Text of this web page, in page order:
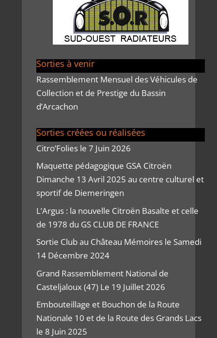
Sorties à venir
Rassemblement Mensuel des Véhicules de
Collection et de Prestige du Bassin
d’Arcachon
Sorties créées ou réalisées
Citro’Folies le 7 Juin 2026
Maquette pédagogique GSA Citroën
Dimanche 13 Avril 2025 au centre culturel et
sportif de Diemeringen
L’Argus : la nouvelle Citroën Basalte et celle
de 1978 du GS CLUB DE FRANCE
Sortie Club au Château Mémoires le Samedi
14 Décembre 2024
Grand Rassemblement National de
Casteljaloux (47) Le 19 Juillet 2026
Embouteillage et Bouchon de la Route
Nationale 10 et de la Route des Grands Lacs
le 8 Juin 2025